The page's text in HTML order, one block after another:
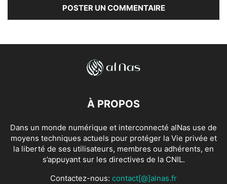
À PROPOS
Dans un monde numérique et interconnecté alNas use de
moyens techniques actuels pour protéger la Vie privée et
la liberté de ses utilisateurs, membres ou adhérents, en
s’appuyant sur les directives de la CNIL.
Contactez-nous: contact[@]alnas.fr